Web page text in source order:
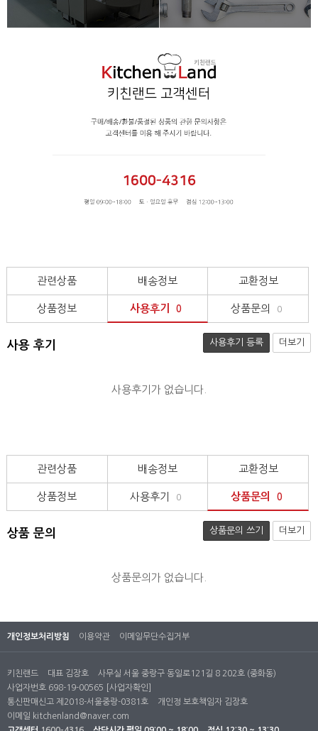
관련상품 배송정보 교환정보
상품정보 사용후기 0 상품문의 0
사용 후기 사용후기 등록 더보기
사용후기가 없습니다.
관련상품 배송정보 교환정보
상품정보 사용후기 0 상품문의 0
상품 문의 상품문의 쓰기 더보기
상품문의가 없습니다.
개인정보처리방침 이용약관 이메일무단수집거부
키친랜드 대표 김장호
사무실 서울 중랑구 동일로121길 8 202호 (중화동)
사업자번호 698-19-00565
[사업자확인]
통신판매신고 제2018-서울중랑-0381호
개인정 보호책임자 김장호
이메일 kitchenland@naver.com